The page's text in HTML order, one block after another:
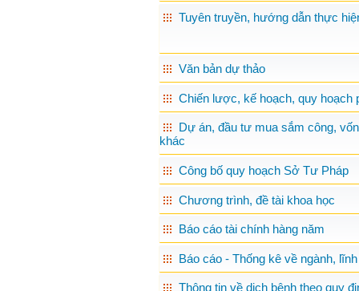
Tuyên truyền, hướng dẫn thực
Văn bản dự thảo
Chiến lược, kế hoạch, quy hoạch
Dự án, đầu tư mua sắm công,
khác
Công bố quy hoạch Sở Tư Pháp
Chương trình, đề tài khoa học
Báo cáo tài chính hàng năm
Báo cáo - Thống kê về ngành,
Thông tin về dịch bệnh theo quy